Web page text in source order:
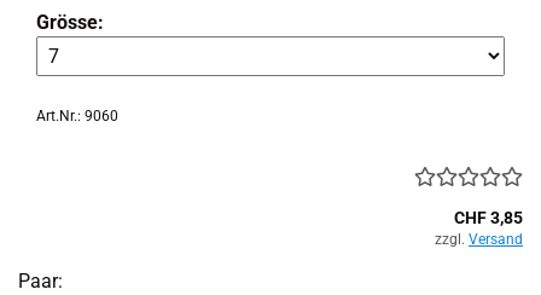
Grösse:
Art.Nr.: 9060
CHF 3,85
zzgl. Versand
Paar: